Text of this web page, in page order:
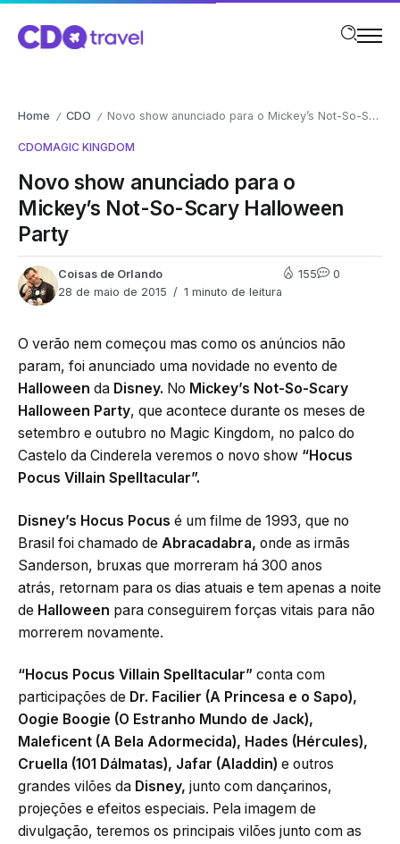
Home / CDO / Novo show anunciado para o Mickey’s Not-So-Scary Halloween Party
CDOMAGIC KINGDOM
Novo show anunciado para o
Mickey’s Not-So-Scary Halloween
Party
Coisas de Orlando
28 de maio de 2015
1 minuto de leitura
155 0
O verão nem começou mas como os anúncios não
param, foi anunciado uma novidade no evento de
Halloween da Disney. No Mickey’s Not-So-Scary
Halloween Party, que acontece durante os meses de
setembro e outubro no Magic Kingdom, no palco do
Castelo da Cinderela veremos o novo show “Hocus
Pocus Villain Spelltacular”.
Disney’s Hocus Pocus é um filme de 1993, que no
Brasil foi chamado de Abracadabra, onde as irmãs
Sanderson, bruxas que morreram há 300 anos
atrás, retornam para os dias atuais e tem apenas a noite
de Halloween para conseguirem forças vitais para não
morrerem novamente.
“Hocus Pocus Villain Spelltacular” conta com
participações de Dr. Facilier (A Princesa e o Sapo),
Oogie Boogie (O Estranho Mundo de Jack),
Maleficent (A Bela Adormecida), Hades (Hércules),
Cruella (101 Dálmatas), Jafar (Aladdin) e outros
grandes vilões da Disney, junto com dançarinos,
projeções e efeitos especiais. Pela imagem de
divulgação, teremos os principais vilões junto com as